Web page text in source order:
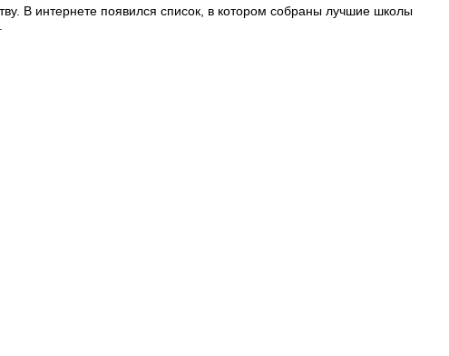
В интернете появился список, в котором собраны лучшие школы